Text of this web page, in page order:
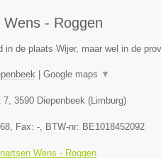
- Roggen
in de plaats Wijer, maar wel in de
| Google maps ▼
7, 3590 Diepenbeek(Limburg)
, Fax: -, BTW-nr: BE1018452092
Wens - Roggen